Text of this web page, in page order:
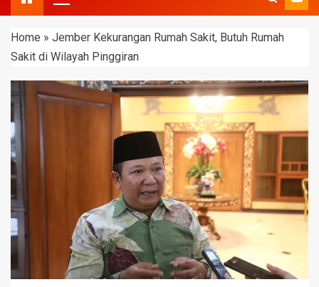
Home » Jember Kekurangan Rumah Sakit, Butuh Rumah
Sakit di Wilayah Pinggiran